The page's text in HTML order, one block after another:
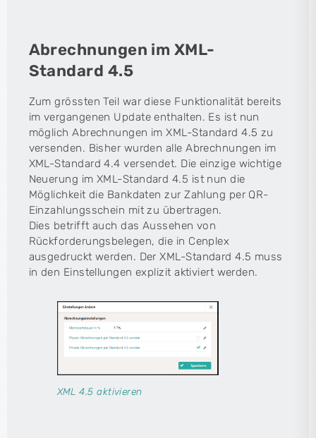
Abrechnungen im XML-
Standard 4.5
Zum grössten Teil war diese Funktionalität bereits
im vergangenen Update enthalten. Es ist nun
möglich Abrechnungen im XML-Standard 4.5 zu
versenden. Bisher wurden alle Abrechnungen im
XML-Standard 4.4 versendet. Die einzige wichtige
Neuerung im XML-Standard 4.5 ist nun die
Möglichkeit die Bankdaten zur Zahlung per QR-
Einzahlungsschein mit zu übertragen.
Dies betrifft auch das Aussehen von
Rückforderungsbelegen, die in Cenplex
ausgedruckt werden. Der XML-Standard 4.5 muss
in den Einstellungen explizit aktiviert werden.
XML 4.5 aktivieren